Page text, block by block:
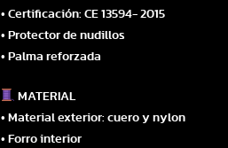
• Certificación: CE 13594- 2015
• Protector de nudillos
• Palma reforzada
MATERIAL
• Material exterior: cuero y nylon
• Forro interior